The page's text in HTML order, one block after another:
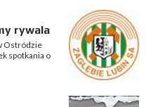
rywala
Ostródzie
spotkania o